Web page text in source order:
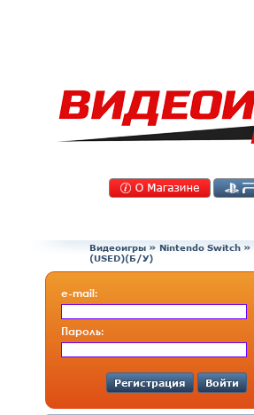
Видеоигры » Nintendo Switch »
(USED)(Б/У)
e-mail:
Пароль:
Регистрация Войти